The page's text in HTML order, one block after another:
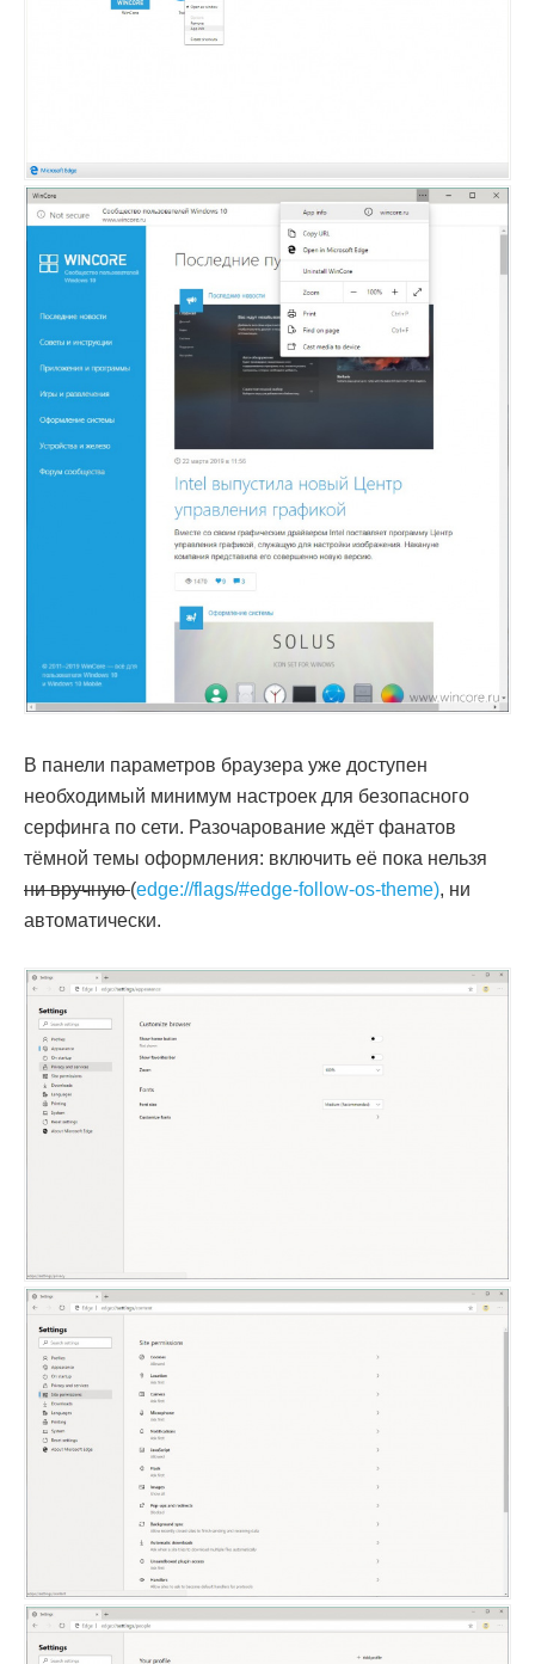
В панели параметров браузера уже доступен
необходимый минимум настроек для безопасного
серфинга по сети. Разочарование ждёт фанатов
тёмной темы оформления: включить её пока нельзя
ни вручную(edge://flags/#edge-follow-os-theme), ни
автоматически.